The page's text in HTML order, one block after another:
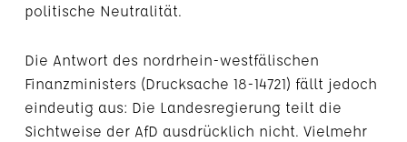
politische Neutralität.
Die Antwort des nordrhein-westfälischen
Finanzministers (Drucksache 18-14721) fällt jedoch
eindeutig aus: Die Landesregierung teilt die
Sichtweise der AfD ausdrücklich nicht. Vielmehr